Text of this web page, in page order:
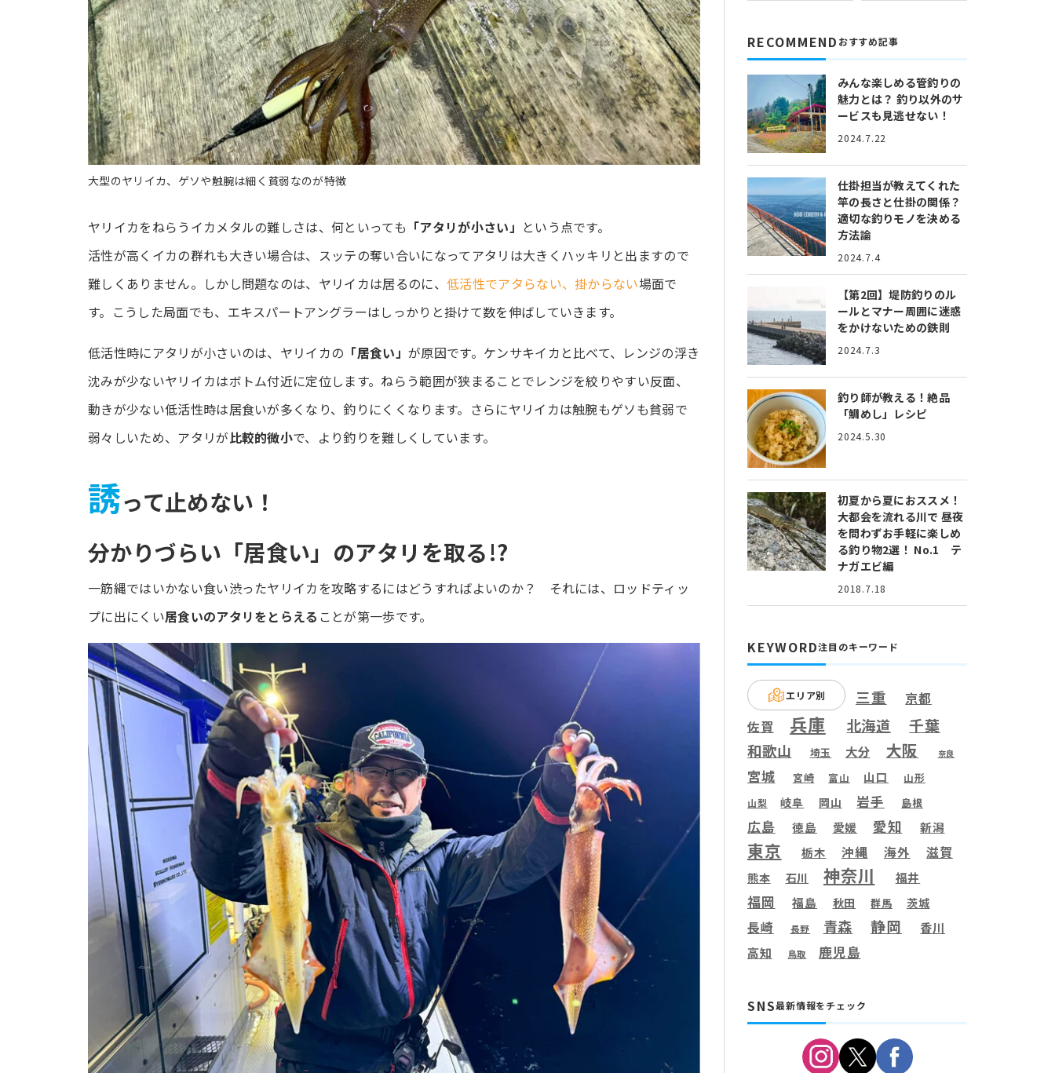
大型のヤリイカ、ゲソや触腕は細く貧弱なのが特徴
ヤリイカをねらうイカメタルの難しさは、何といっても 「アタリが小さい」 という点です。
活性が高くイカの群れも大きい場合は、スッテの奪い合いになってアタリは大きくハッキリと出ますので
難しくありません。しかし問題なのは、ヤリイカは居るのに、 低活性でアタらない、掛からない場面で
す。こうした局面でも、エキスパートアングラーはしっかりと掛けて数を伸ばしていきます。
低活性時にアタリが小さいのは、ヤリイカの 「居食い」が原因です。ケンサキイカと比べて、レンジの浮き
沈みが少ないヤリイカはボトム付近に定位します。ねらう範囲が狭まることでレンジを絞りやすい反面、
動きが少ない低活性時は居食いが多くなり、釣りにくくなります。さらにヤリイカは触腕もゲソも貧弱で
弱々しいため、アタリが比較的微小で、より釣りを難しくしています。
誘って止めない！
分かりづらい「居食い」のアタリを取る!?
一筋縄ではいかない食い渋ったヤリイカを攻略するにはどうすればよいのか？ それには、ロッドティッ
プに出にくい居食いのアタリをとらえる ことが第一歩です。
RECOMMEND おすすめ記事
みんな楽しめる管釣りの
魅力とは？ 釣り以外のサ
ービスも見逃せない！
2024.7.22
仕掛担当が教えてくれた
竿の長さと仕掛の関係？
適切な釣りモノを決める
方法論
2024.7.4
【第2回】堤防釣りのル
ールとマナー周囲に迷惑
をかけないための鉄則
2024.7.3
釣り師が教える！絶品
「鯛めし」レシピ
2024.5.30
初夏から夏におススメ！
大都会を流れる川で 昼夜
を問わずお手軽に楽しめ
る釣り物2選！ No.1 テ
ナガエビ編
2018.7.18
KEYWORD注目のキーワード
エリア別 三重 京都
佐賀 兵庫 北海道 千葉
和歌山 埼玉 大分 大阪 奈良
宮城 宮崎 富山 山口 山形
山梨 岐阜 岡山 岩手 島根
広島 徳島 愛媛 愛知 新潟
東京 栃木 沖縄 海外 滋賀
熊本 石川 神奈川 福井
福岡 福島 秋田 群馬 茨城
長崎 長野 青森 静岡 香川
高知 鳥取 鹿児島
SNS最新情報をチェック